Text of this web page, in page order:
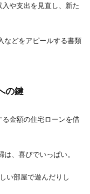
や支出を見直し、新た
などをアピールする書類
の鍵
金額の住宅ローンを借
、喜びでいっぱい。
い部屋で遊んだりし